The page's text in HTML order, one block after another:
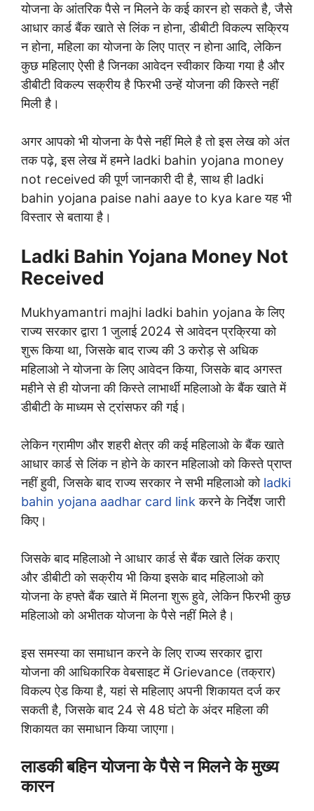
योजना के आंतरिक पैसे न मिलने के कई कारन हो सकते है, जैसे
आधार कार्ड बैंक खाते से लिंक न होना, डीबीटी विकल्प सक्रिय
न होना, महिला का योजना के लिए पात्र न होना आदि, लेकिन
कुछ महिलाए ऐसी है जिनका आवेदन स्वीकार किया गया है और
डीबीटी विकल्प सक्रीय है फिरभी उन्हें योजना की किस्ते नहीं
मिली है।
अगर आपको भी योजना के पैसे नहीं मिले है तो इस लेख को अंत
तक पढ़े, इस लेख में हमने ladki bahin yojana money
not received की पूर्ण जानकारी दी है, साथ ही ladki
bahin yojana paise nahi aaye to kya kare यह भी
विस्तार से बताया है।
Ladki Bahin Yojana Money Not
Received
Mukhyamantri majhi ladki bahin yojana के लिए
राज्य सरकार द्वारा 1 जुलाई 2024 से आवेदन प्रक्रिया को
शुरू किया था, जिसके बाद राज्य की 3 करोड़ से अधिक
महिलाओ ने योजना के लिए आवेदन किया, जिसके बाद अगस्त
महीने से ही योजना की किस्ते लाभार्थी महिलाओ के बैंक खाते में
डीबीटी के माध्यम से ट्रांसफर की गई।
लेकिन ग्रामीण और शहरी क्षेत्र की कई महिलाओ के बैंक खाते
आधार कार्ड से लिंक न होने के कारन महिलाओ को किस्ते प्राप्त
नहीं हुवी, जिसके बाद राज्य सरकार ने सभी महिलाओ को ladki
bahin yojana aadhar card link करने के निर्देश जारी
किए।
जिसके बाद महिलाओ ने आधार कार्ड से बैंक खाते लिंक कराए
और डीबीटी को सक्रीय भी किया इसके बाद महिलाओ को
योजना के हफ्ते बैंक खाते में मिलना शुरू हुवे, लेकिन फिरभी कुछ
महिलाओ को अभीतक योजना के पैसे नहीं मिले है।
इस समस्या का समाधान करने के लिए राज्य सरकार द्वारा
योजना की आधिकारिक वेबसाइट में Grievance (तक्रार)
विकल्प ऐड किया है, यहां से महिलाए अपनी शिकायत दर्ज कर
सकती है, जिसके बाद 24 से 48 घंटो के अंदर महिला की
शिकायत का समाधान किया जाएगा।
लाडकी बहिन योजना के पैसे न मिलने के मुख्य
कारन